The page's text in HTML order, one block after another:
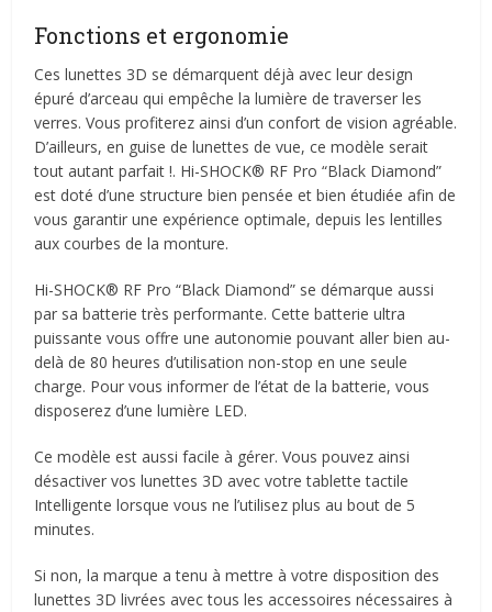
Fonctions et ergonomie
Ces lunettes 3D se démarquent déjà avec leur design
épuré d’arceau qui empêche la lumière de traverser les
verres. Vous profiterez ainsi d’un confort de vision agréable.
D’ailleurs, en guise de lunettes de vue, ce modèle serait
tout autant parfait !. Hi-SHOCK® RF Pro “Black Diamond”
est doté d’une structure bien pensée et bien étudiée afin de
vous garantir une expérience optimale, depuis les lentilles
aux courbes de la monture.
Hi-SHOCK® RF Pro “Black Diamond” se démarque aussi
par sa batterie très performante. Cette batterie ultra
puissante vous offre une autonomie pouvant aller bien au-
delà de 80 heures d’utilisation non-stop en une seule
charge. Pour vous informer de l’état de la batterie, vous
disposerez d’une lumière LED.
Ce modèle est aussi facile à gérer. Vous pouvez ainsi
désactiver vos lunettes 3D avec votre tablette tactile
Intelligente lorsque vous ne l’utilisez plus au bout de 5
minutes.
Si non, la marque a tenu à mettre à votre disposition des
lunettes 3D livrées avec tous les accessoires nécessaires à